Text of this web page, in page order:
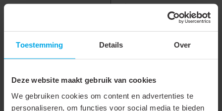
Toestemming Details Over
Deze website maakt gebruik van cookies
We gebruiken cookies om content en advertenties te
personaliseren, om functies voor social media te bieden
Kleur
Wit
Aansluitwijze
Accessoire
Optiek
Reflector
Diameter
50 mm